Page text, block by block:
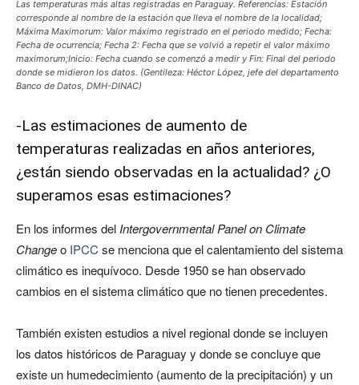
Las temperaturas más altas registradas en Paraguay. Referencias: Estación
corresponde al nombre de la estación que lleva el nombre de la localidad;
Máxima Maximorum: Valor máximo registrado en el periodo medido; Fecha:
Fecha de ocurrencia; Fecha 2: Fecha que se volvió a repetir el valor máximo
maximorum;Inicio: Fecha cuando se comenzó a medir y Fin: Final del periodo
donde se midieron los datos. (Gentileza: Héctor López, jefe del departamento
Banco de Datos, DMH-DINAC)
-Las estimaciones de aumento de
temperaturas realizadas en años anteriores,
¿están siendo observadas en la actualidad? ¿O
superamos esas estimaciones?
En los informes del Intergovernmental Panel on Climate
Changeo IPCC se menciona que el calentamiento del sistema
climático es inequívoco. Desde 1950 se han observado
cambios en el sistema climático que no tienen precedentes.
También existen estudios a nivel regional donde se incluyen
los datos históricos de Paraguay y donde se concluye que
existe un humedecimiento (aumento de la precipitación) y un